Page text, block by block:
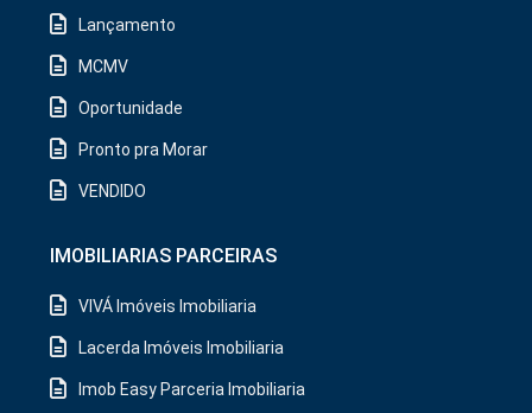
Lançamento
MCMV
Oportunidade
Pronto pra Morar
VENDIDO
IMOBILIARIAS PARCEIRAS
VIVÁ Imóveis Imobiliaria
Lacerda Imóveis Imobiliaria
Imob Easy Parceria Imobiliaria